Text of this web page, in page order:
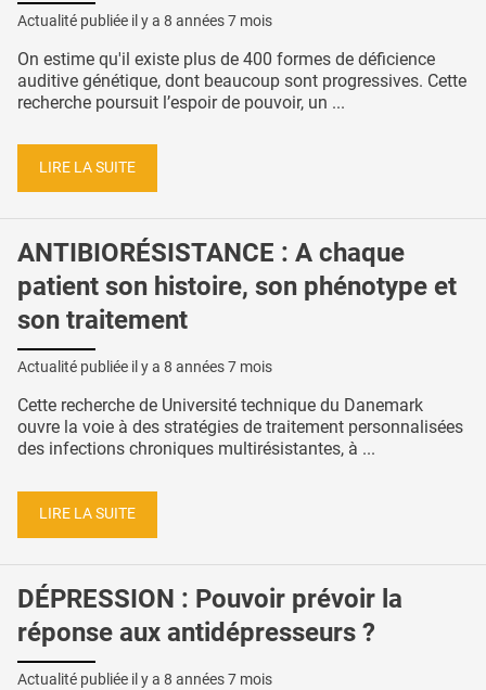
Actualité publiée il y a 8 années 7 mois
On estime qu'il existe plus de 400 formes de déficience
auditive génétique, dont beaucoup sont progressives. Cette
recherche poursuit l’espoir de pouvoir, un ...
LIRE LA SUITE
ANTIBIORÉSISTANCE : A chaque
patient son histoire, son phénotype et
son traitement
Actualité publiée il y a 8 années 7 mois
Cette recherche de Université technique du Danemark
ouvre la voie à des stratégies de traitement personnalisées
des infections chroniques multirésistantes, à ...
LIRE LA SUITE
DÉPRESSION : Pouvoir prévoir la
réponse aux antidépresseurs ?
Actualité publiée il y a 8 années 7 mois